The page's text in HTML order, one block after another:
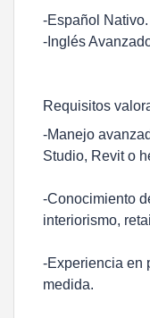
-Español Nativo.
-Inglés
Requisitos
-Manejo
Studio, Revit o
-Conocimiento
interiorismo,
-Experiencia en
medida.